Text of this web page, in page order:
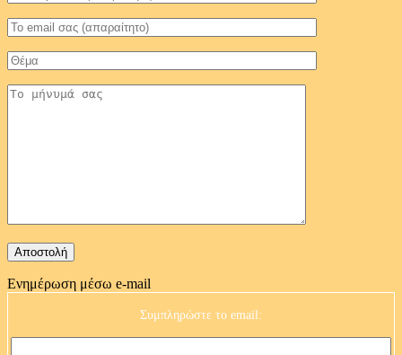
Ενημέρωση μέσω e-mail
Συμπληρώστε το email: